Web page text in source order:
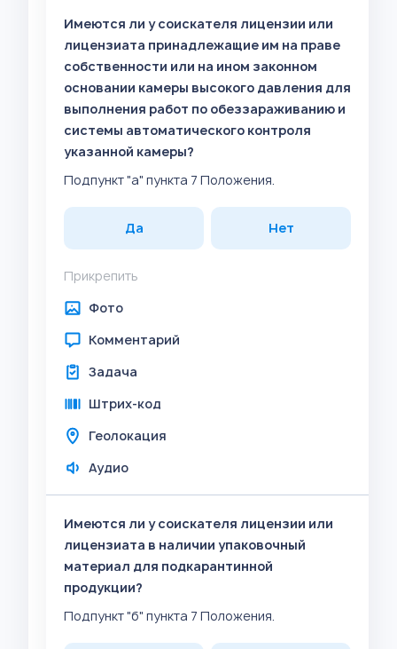
Имеются ли у соискателя лицензии или
лицензиата принадлежащие им на праве
собственности или на ином законном
основании камеры высокого давления для
выполнения работ по обеззараживанию и
системы автоматического контроля
указанной камеры?
Подпункт "а" пункта 7 Положения.
Да Нет
Прикрепить
Фото
Комментарий
Задача
Штрих-код
Геолокация
Аудио
Имеются ли у соискателя лицензии или
лицензиата в наличии упаковочный
материал для подкарантинной
продукции?
Подпункт "б" пункта 7 Положения.